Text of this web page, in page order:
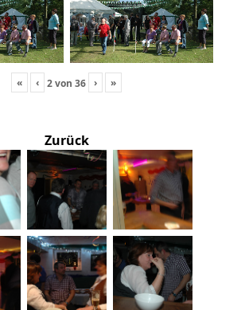
« ‹ 2von36 › »
Zurück